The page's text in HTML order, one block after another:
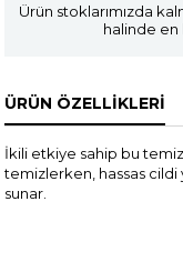
Ürün stoklarımızda
halinde en
ÜRÜN ÖZELLIKLERI
İkili etkiye sahip bu
temizlerken, hassas cildi
sunar.